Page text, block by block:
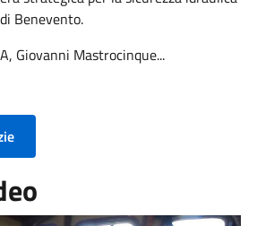
Benevento.
Giovanni Mastrocinque...